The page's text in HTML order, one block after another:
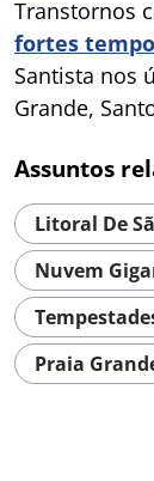
Transtornos
fortes
Santista nos
Grande,
Assuntos
Litoral De
Nuvem
Praia